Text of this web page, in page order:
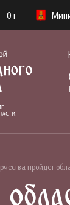
0+
пройдет